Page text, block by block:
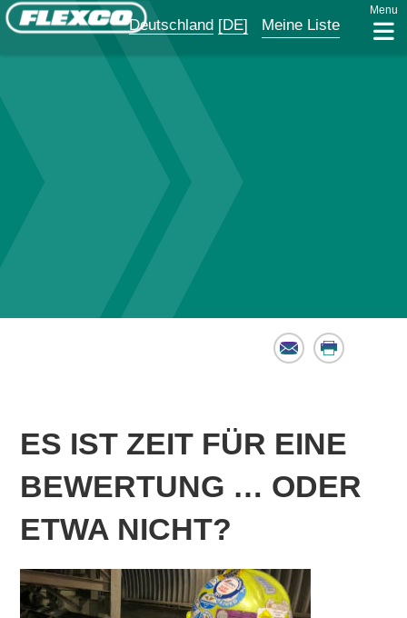
Deutschland [DE] Meine Liste
Menu
Email Print
ES IST ZEIT FÜR EINE
BEWERTUNG … ODER
ETWA NICHT?